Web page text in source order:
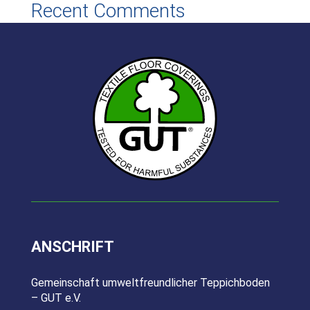
Recent Comments
ANSCHRIFT
Gemeinschaft umweltfreundlicher Teppichboden
– GUT e.V.